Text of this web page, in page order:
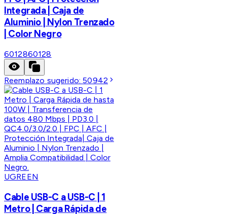
Integrada | Caja de
Aluminio | Nylon Trenzado
| Color Negro
6012860128
Reemplazo sugerido:50942
UGREEN
Cable USB-C a USB-C | 1
Metro | Carga Rápida de